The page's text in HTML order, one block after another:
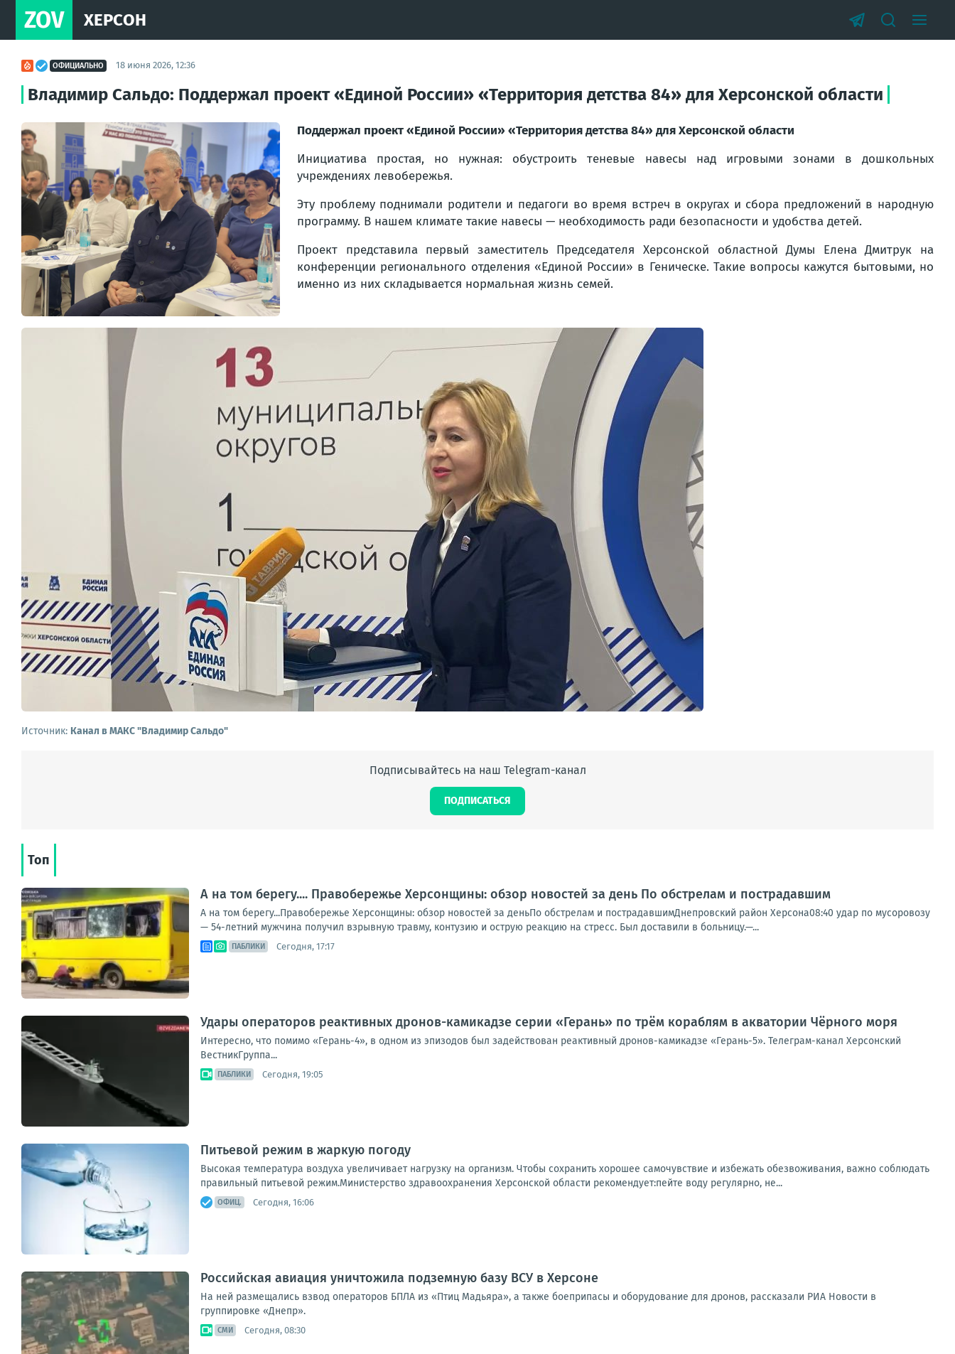
ZOV ХЕРСОН
ОФИЦИАЛЬНО 18 июня 2026, 12:36
Владимир Сальдо: Поддержал проект «Единой России» «Территория детства 84» для Херсонской области
Поддержал проект «Единой России» «Территория детства 84» для Херсонской области
Инициатива простая, но нужная: обустроить теневые навесы над игровыми зонами в дошкольных
учреждениях левобережья.
Эту проблему поднимали родители и педагоги во время встреч в округах и сбора предложений в народную
программу. В нашем климате такие навесы — необходимость ради безопасности и удобства детей.
Проект представила первый заместитель Председателя Херсонской областной Думы Елена Дмитрук на
конференции регионального отделения «Единой России» в Геническе. Такие вопросы кажутся бытовыми, но
именно из них складывается нормальная жизнь семей.
Источник: Канал в МАКС "Владимир Сальдо"
Подписывайтесь на наш Telegram-канал
ПОДПИСАТЬСЯ
Топ
А на том берегу.... Правобережье Херсонщины: обзор новостей за день По обстрелам и пострадавшим
А на том берегу...Правобережье Херсонщины: обзор новостей за деньПо обстрелам и пострадавшимДнепровский район Херсона08:40 удар по мусоровозу
— 54-летний мужчина получил взрывную травму, контузию и острую реакцию на стресс. Был доставили в больницу.—...
ПАБЛИКИ Сегодня, 17:17
Удары операторов реактивных дронов-камикадзе серии «Герань» по трём кораблям в акватории Чёрного моря
Интересно, что помимо «Герань-4», в одном из эпизодов был задействован реактивный дронов-камикадзе «Герань-5». Телеграм-канал Херсонский
ВестникГруппа...
ПАБЛИКИ Сегодня, 19:05
Питьевой режим в жаркую погоду
Высокая температура воздуха увеличивает нагрузку на организм. Чтобы сохранить хорошее самочувствие и избежать обезвоживания, важно соблюдать
правильный питьевой режим.Министерство здравоохранения Херсонской области рекомендует:пейте воду регулярно, не...
ОФИЦ. Сегодня, 16:06
Российская авиация уничтожила подземную базу ВСУ в Херсоне
На ней размещались взвод операторов БПЛА из «Птиц Мадьяра», а также боеприпасы и оборудование для дронов, рассказали РИА Новости в
группировке «Днепр».
СМИ Сегодня, 08:30